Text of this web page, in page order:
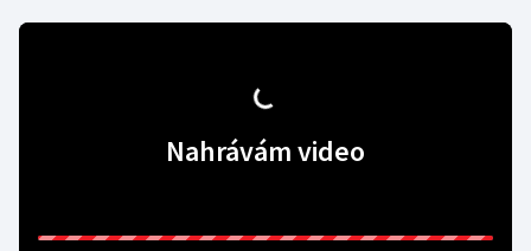
Florbal
Nahrávám video